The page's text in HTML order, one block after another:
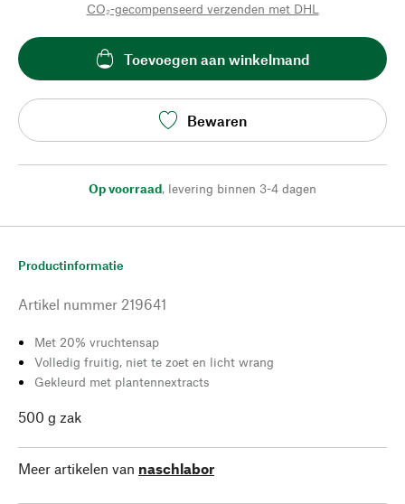
CO₂-gecompenseerd verzenden met DHL
Toevoegen aan winkelmand
Bewaren
Op voorraad, levering binnen 3-4 dagen
Productinformatie
Artikel nummer 219641
Met 20% vruchtensap
Volledig fruitig, niet te zoet en licht wrang
Gekleurd met plantennextracts
500 g zak
Meer artikelen van naschlabor